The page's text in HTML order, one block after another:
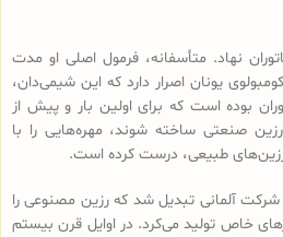
نهاد. متأسفانه، فرمول اصلی او مدت
یونان اصرار دارد که این شیمی‌دان،
بوده است که برای اولین بار و پیش از
صنعتی ساخته شوند، مهره‌هایی را با
رزین‌های طبیعی، درست کرده است.
شرکت آلمانی تبدیل شد که رزین مصنوعی را
خاص تولید می‌کرد. در اوایل قرن بیستم